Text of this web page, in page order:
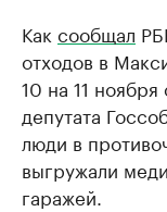
Как сообщал
отходов в
10 на 11
депутата
люди в
выгружали
гаражей.